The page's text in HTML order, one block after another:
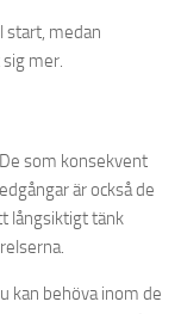
start, medan
mer.
som konsekvent
är också de
långsiktigt tänk
kan behöva inom de